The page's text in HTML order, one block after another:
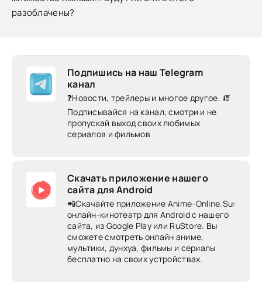
разоблачены?
Подпишись на наш Telegram
канал
❓Новости, трейлеры и многое другое. 🧯
Подписывайся на канал, смотри и не
пропускай выход своих любимых
сериалов и фильмов
Скачать приложение нашего
сайта для Android
📲Скачайте приложение Anime-Online.Su:
онлайн-кинотеатр для Android c нашего
сайта, из Google Play или RuStore. Вы
сможете смотреть онлайн аниме,
мультики, дунхуа, фильмы и сериалы
бесплатно на своих устройствах.